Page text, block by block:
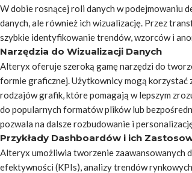
W dobie rosnącej roli danych w podejmowaniu
danych, ale również ich wizualizację. Przez
szybkie identyfikowanie trendów, wzorców i
Narzędzia do Wizualizacji Danych
Alteryx oferuje szeroką gamę narzędzi do
formie graficznej. Użytkownicy mogą korzystać
rodzajów grafik, które pomagają w lepszym
do popularnych formatów plików lub
pozwala na dalsze rozbudowanie i
Przykłady Dashboardów i ich
Alteryx umożliwia tworzenie zaawansowanych
efektywności (KPIs), analizy trendów